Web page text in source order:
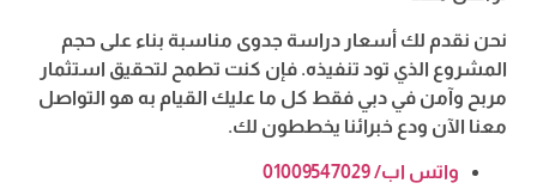
نحن نقدم لك أسعار دراسة جدوى مناسبة بناء على حجم
المشروع الذي تود تنفيذه. فإن كنت تطمح لتحقيق استثمار
مربح وآمن في دبي فقط كل ما عليك القيام به هو التواصل
معنا الآن ودع خبرائنا يخططون لك.
واتس اب/ 01009547029